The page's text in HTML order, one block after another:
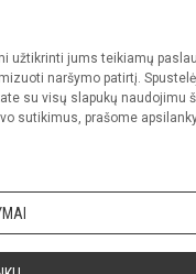
užtikrinti jums teikiamų
naršymo patirtį.
su visų slapukų naudojimu
sutikimus, prašome